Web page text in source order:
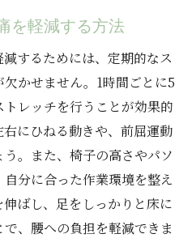
を軽減する方法
するためには、定期的なス
かせません。1時間ごとに5
レッチを行うことが効果的
にひねる動きや、前屈運動
。また、椅子の高さやパソ
分に合った作業環境を整え
ばし、足をしっかりと床に
、腰への負担を軽減できま